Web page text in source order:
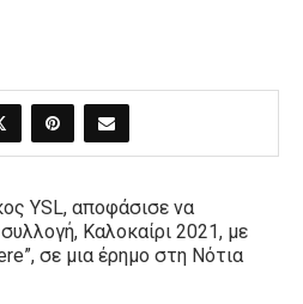
YSL, αποφάσισε να
Καλοκαίρι 2021, με
σε μια έρημο στη Νότια